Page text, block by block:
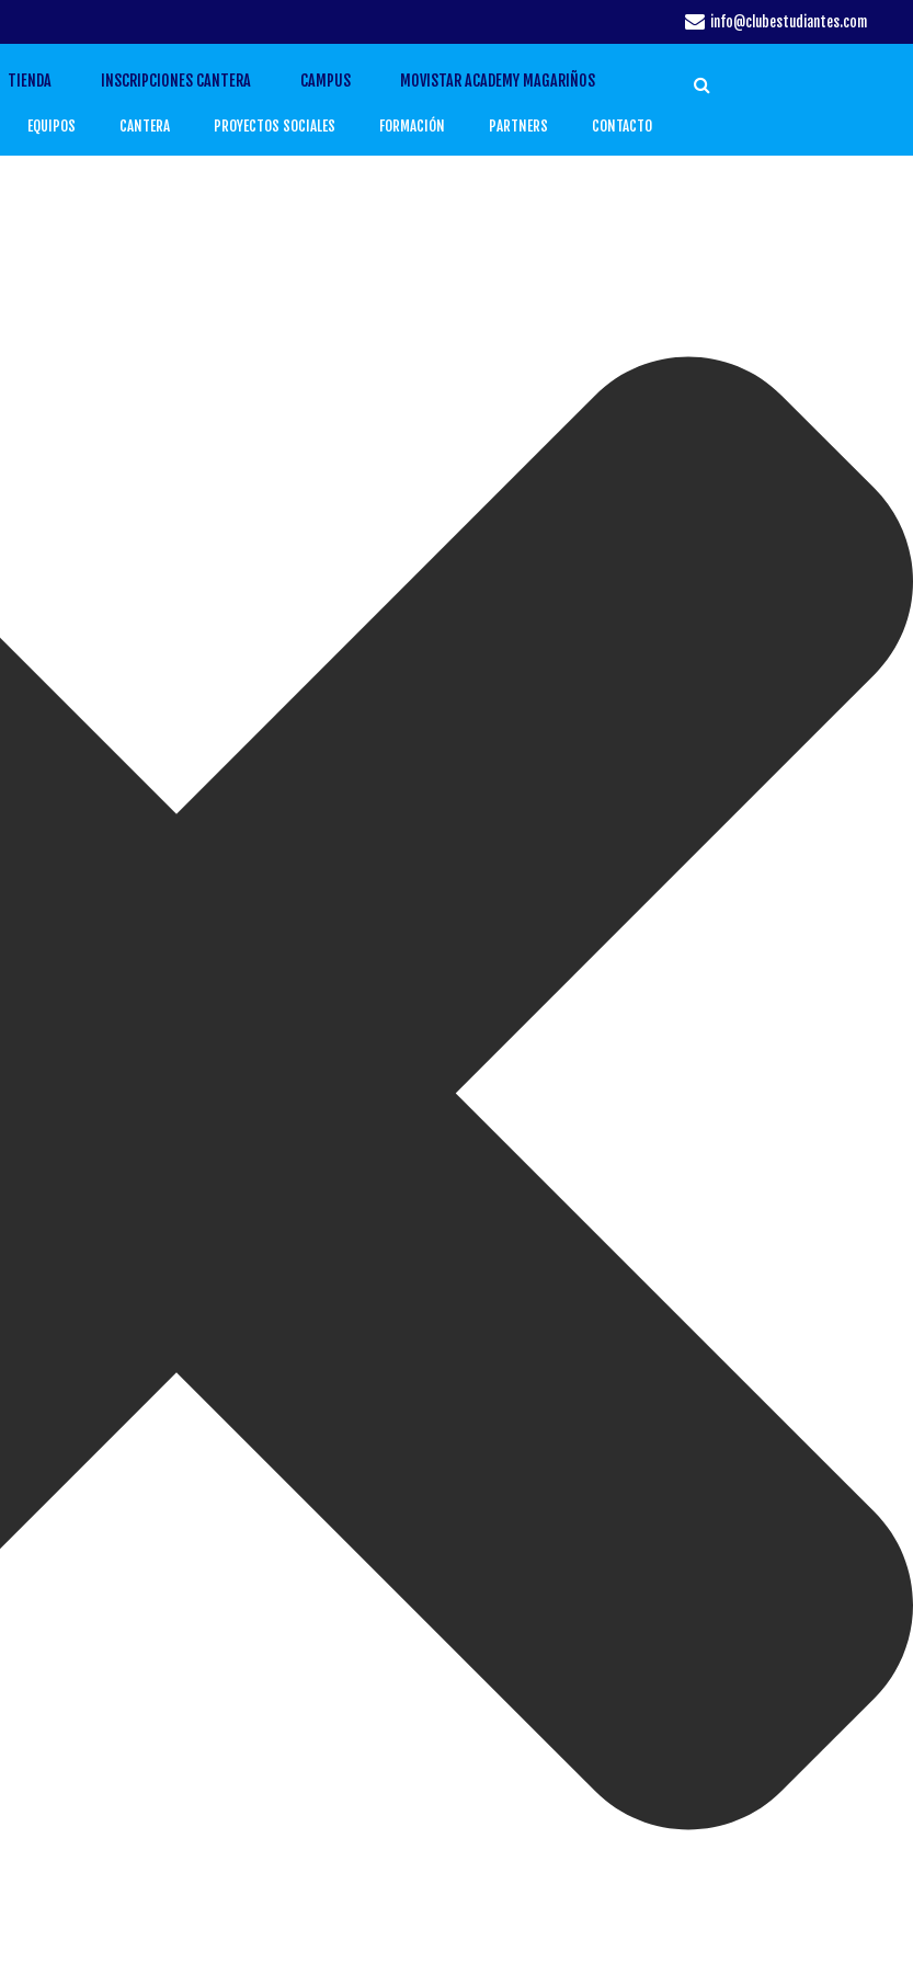
info@clubestudiantes.com
TIENDA INSCRIPCIONES CANTERA CAMPUS MOVISTAR ACADEMY MAGARIÑOS
EQUIPOS CANTERA PROYECTOS SOCIALES FORMACIÓN PARTNERS CONTACTO